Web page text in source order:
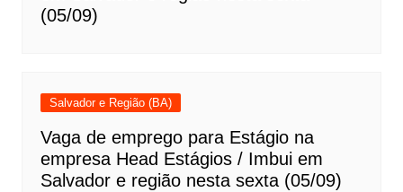
(05/09)
Salvador e Região (BA)
Vaga de emprego para Estágio na
empresa Head Estágios / Imbui em
Salvador e região nesta sexta (05/09)